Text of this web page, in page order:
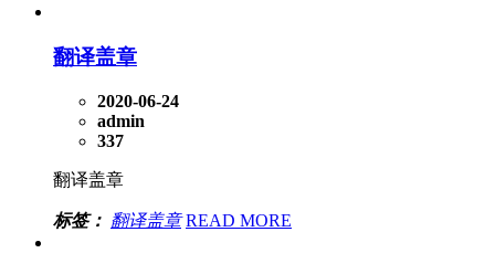
翻译盖章
2020-06-24
admin
337
翻译盖章
标签： 翻译盖章 READ MORE